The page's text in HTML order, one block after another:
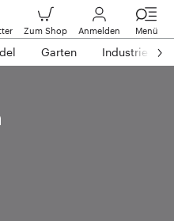
Zum Shop Anmelden Menü
Garten Industrie